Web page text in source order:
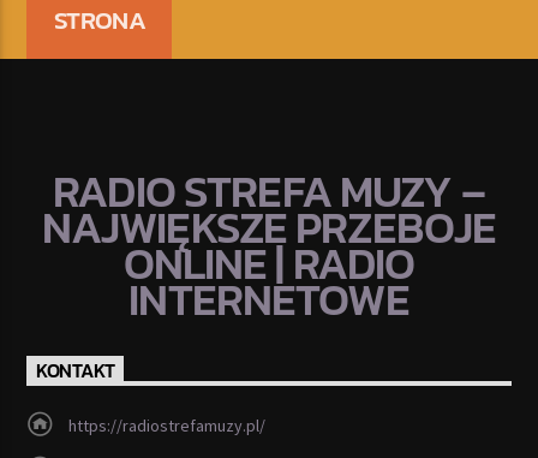
STRONA
RADIO STREFA MUZY –
NAJWIĘKSZE PRZEBOJE
ONLINE | RADIO
INTERNETOWE
KONTAKT
https://radiostrefamuzy.pl/